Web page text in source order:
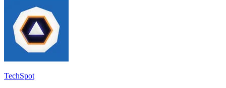
TechSpot